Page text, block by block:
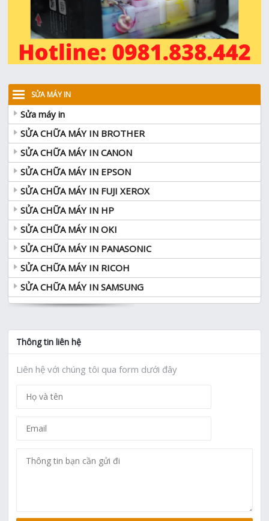
SỬA MÁY IN
Sửa máy in
SỬA CHỮA MÁY IN BROTHER
SỬA CHỮA MÁY IN CANON
SỬA CHỮA MÁY IN EPSON
SỬA CHỮA MÁY IN FUJI XEROX
SỬA CHỮA MÁY IN HP
SỬA CHỮA MÁY IN OKI
SỬA CHỮA MÁY IN PANASONIC
SỬA CHỮA MÁY IN RICOH
SỬA CHỮA MÁY IN SAMSUNG
Thông tin liên hệ
Liên hệ với chúng tôi qua form dưới đây